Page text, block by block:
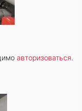
авторизоваться.